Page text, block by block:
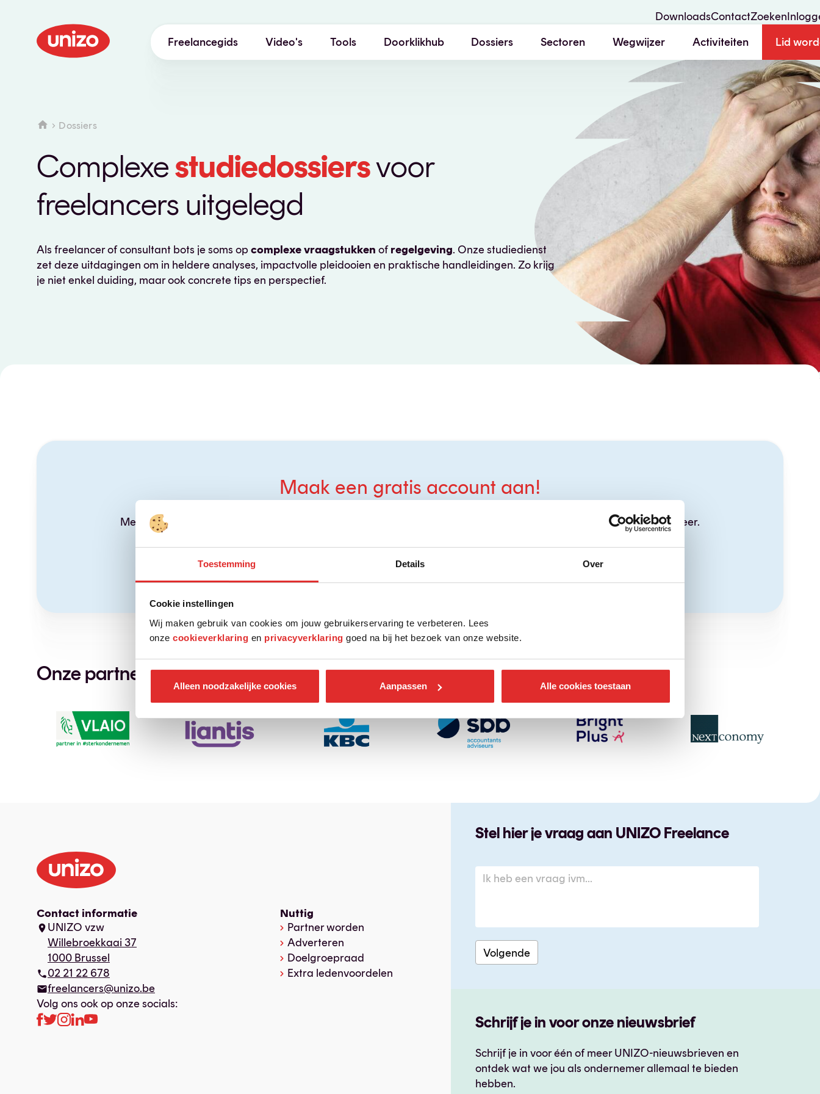
Toestemming Details Over
Cookie instellingen
Wij maken gebruik van cookies om jouw gebruikerservaring te verbeteren. Lees
onze cookieverklaring en privacyverklaring goed na bij het bezoek van onze website.
Alleen noodzakelijke cookies Aanpassen Alle cookies toestaan
Freelancegids
Digitaal
Tips
Lesgeven
Video's Tools Doorklikhub Dossiers Sectoren Wegwijzer
Starten of heroriënteren
Boosten met impact
Activiteiten Lid
DownloadsContactZoeken
Dossiers
Complexestudiedossiersvoor
freelancers uitgelegd
Als freelancer of consultant bots je soms op complexe vraagstukken ofregelgeving. Onze studiedienst
zet deze uitdagingen om in heldere analyses, impactvolle pleidooien en praktische handleidingen. Zo krijg
je niet enkel duiding, maar ook concrete tips en perspectief.
Maak een gratis account aan!
Met eengratis UNIZO account kun je profiteren van vele voordelen, zoals het bekijken van deze pagina en veel meer.
Onze partners
Contact informatie
UNIZO vzw
Willebroekkaai 37
1000 Brussel
02 21 22 678
freelancers@unizo.be
Volg ons ook op onze socials:
Nuttig
Partner worden
Adverteren
Doelgroepraad
Extra ledenvoordelen
Stel hier je vraag aan UNIZO Freelance
Schrijf je in voor onze nieuwsbrief
Schrijf je in voor één of meer UNIZO-nieuwsbrieven en
ontdek wat we jou als ondernemer allemaal te bieden
hebben.